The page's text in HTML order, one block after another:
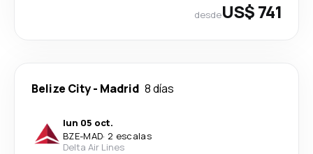
desdeUS$ 741
Belize City- Madrid 8 días
lun 05 oct.
BZE-MAD· 2 escalas
Delta Air Lines